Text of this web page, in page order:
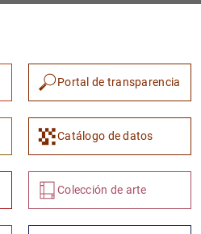
1 2
Portal de transparencia
Catálogo de datos
Colección de arte